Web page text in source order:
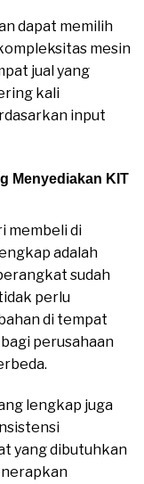
dapat memilih
mesin
jual yang
kali
input
Menyediakan KIT
membeli di
adalah
sudah
perlu
di tempat
perusahaan
lengkap juga
yang dibutuhkan